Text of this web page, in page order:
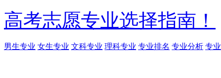
高考志愿专业选择指南！
男生专业 女生专业 文科专业 理科专业 专业排名 专业分析 专